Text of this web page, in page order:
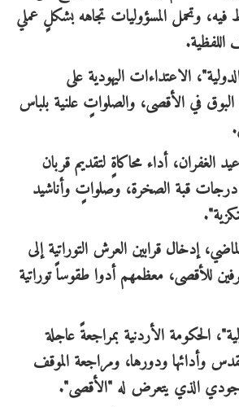
وتحمل المسؤوليات تجاهه بشكلٍ عملي
اللفظية.
الاعتداءات اليهودية على
في الأقصى، والصلواتٍ علنية بلباس
الغفران، أداء محاكاةٍ لتقديم قربان
قبة الصخرة، وصلواتٍ وأناشيد
إدخال قرابين العرش التوراتية إلى
للأقصى، معظمهم أدوا طقوساً توراتية
الحكومة الأردنية بمراجعةً عاجلة
وأدائها ودورها، ومراجعة الموقف
الذي يتعرض له "الأقصى".